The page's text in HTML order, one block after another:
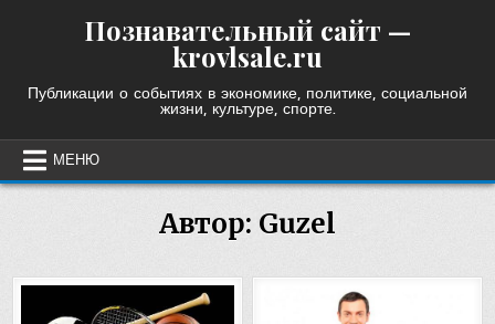
Познавательный сайт —
krovlsale.ru
Публикации о событиях в экономике, политике, социальной
жизни, культуре, спорте.
МЕНЮ
Автор: Guzel